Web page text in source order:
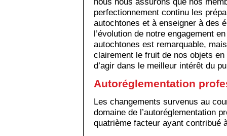
perfectionnement continu les
autochtones et à enseigner à des
l’évolution de notre engagement
autochtones est remarquable,
clairement le fruit de nos objets
d’agir dans le meilleur intérêt du
Autoréglementation
Les changements survenus au
domaine de l’autoréglementation
quatrième facteur ayant contribué